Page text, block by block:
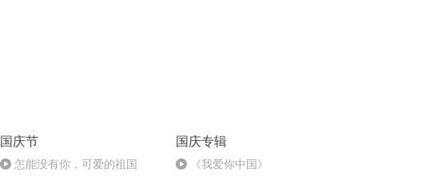
国庆节
怎能没有你，可爱的祖国
国庆专辑
《我爱你中国》